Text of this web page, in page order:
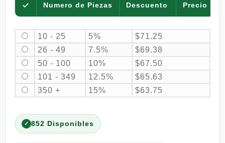
Numero de Piezas Descuento Precio por
10 - 25 5% $71.25
26 - 49
7.5% $69.38
50 - 100
10% $67.50
101 - 349
12.5% $65.63
350 +
15% $63.75
852 Disponibles